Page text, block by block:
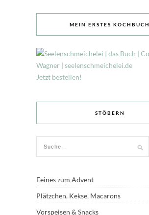
MEIN ERSTES KOCHBUCH
Jetzt bestellen!
STÖBERN
Feines zum Advent
Plätzchen, Kekse, Macarons
Vorspeisen & Snacks